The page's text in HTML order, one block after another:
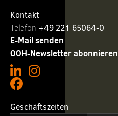
Kontakt
Telefon ‭ +49 221 65064-0
E-Mail senden
OOH-Newsletter abonnieren
Geschäftszeiten